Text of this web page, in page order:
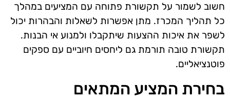
חשוב לשמור על תקשורת פתוחה עם המציעים במהלך
כל תהליך המכרז. מתן אפשרות לשאלות והבהרות יכול
לשפר את איכות ההצעות שיתקבלו ולמנוע אי הבנות.
תקשורת טובה תורמת גם ליחסים חיוביים עם ספקים
פוטנציאליים.
בחירת המציע המתאים